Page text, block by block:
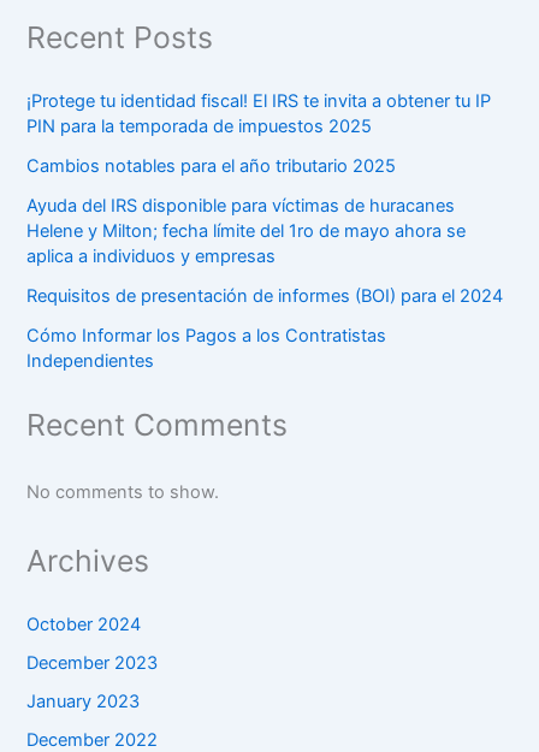
Recent Posts
¡Protege tu identidad fiscal! El IRS te invita a obtener tu IP
PIN para la temporada de impuestos 2025
Cambios notables para el año tributario 2025
Ayuda del IRS disponible para víctimas de huracanes
Helene y Milton; fecha límite del 1ro de mayo ahora se
aplica a individuos y empresas
Requisitos de presentación de informes (BOI) para el 2024
Cómo Informar los Pagos a los Contratistas
Independientes
Recent Comments
No comments to show.
Archives
October 2024
December 2023
January 2023
December 2022